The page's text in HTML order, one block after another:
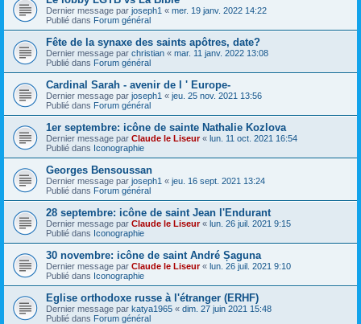
Dernier message par joseph1 « mer. 19 janv. 2022 14:22
Publié dans Forum général
Fête de la synaxe des saints apôtres, date?
Dernier message par christian « mar. 11 janv. 2022 13:08
Publié dans Forum général
Cardinal Sarah - avenir de l ' Europe-
Dernier message par joseph1 « jeu. 25 nov. 2021 13:56
Publié dans Forum général
1er septembre: icône de sainte Nathalie Kozlova
Dernier message par Claude le Liseur« lun. 11 oct. 2021 16:54
Publié dans Iconographie
Georges Bensoussan
Dernier message par joseph1 « jeu. 16 sept. 2021 13:24
Publié dans Forum général
28 septembre: icône de saint Jean l'Endurant
Dernier message par Claude le Liseur« lun. 26 juil. 2021 9:15
Publié dans Iconographie
30 novembre: icône de saint André Șaguna
Dernier message par Claude le Liseur« lun. 26 juil. 2021 9:10
Publié dans Iconographie
Eglise orthodoxe russe à l'étranger (ERHF)
Dernier message par katya1965 « dim. 27 juin 2021 15:48
Publié dans Forum général